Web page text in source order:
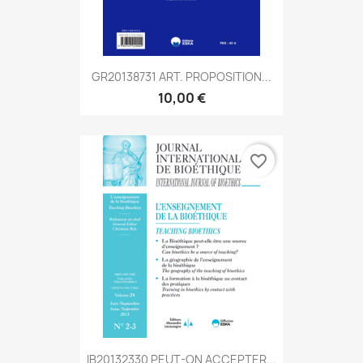
GR20138731 ART. PROPOSITION...
10,00 €
IB20132330 PEUT-ON ACCEPTER...
favorite_border